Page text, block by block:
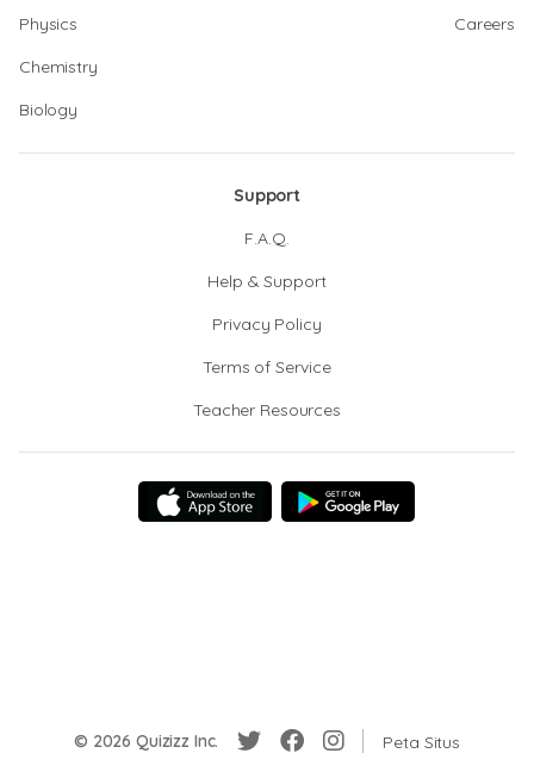
Physics
Chemistry
Biology
Careers
Support
F.A.Q.
Help & Support
Privacy Policy
Terms of Service
Teacher Resources
© 2026 Quizizz Inc. Peta Situs